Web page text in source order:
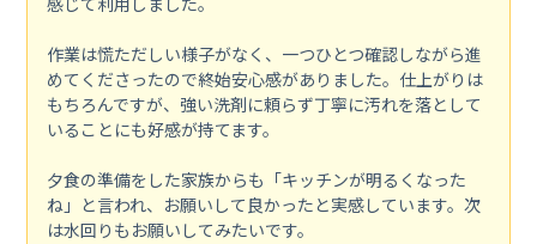
作業は慌ただしい様子がなく、一つひとつ確認しながら進
めてくださったので終始安心感がありました。仕上がりは
もちろんですが、強い洗剤に頼らず丁寧に汚れを落として
いることにも好感が持てます。
夕食の準備をした家族からも「キッチンが明るくなった
ね」と言われ、お願いして良かったと実感しています。次
は水回りもお願いしてみたいです。